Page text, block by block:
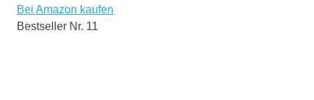
Bei Amazon kaufen
Bestseller Nr. 11